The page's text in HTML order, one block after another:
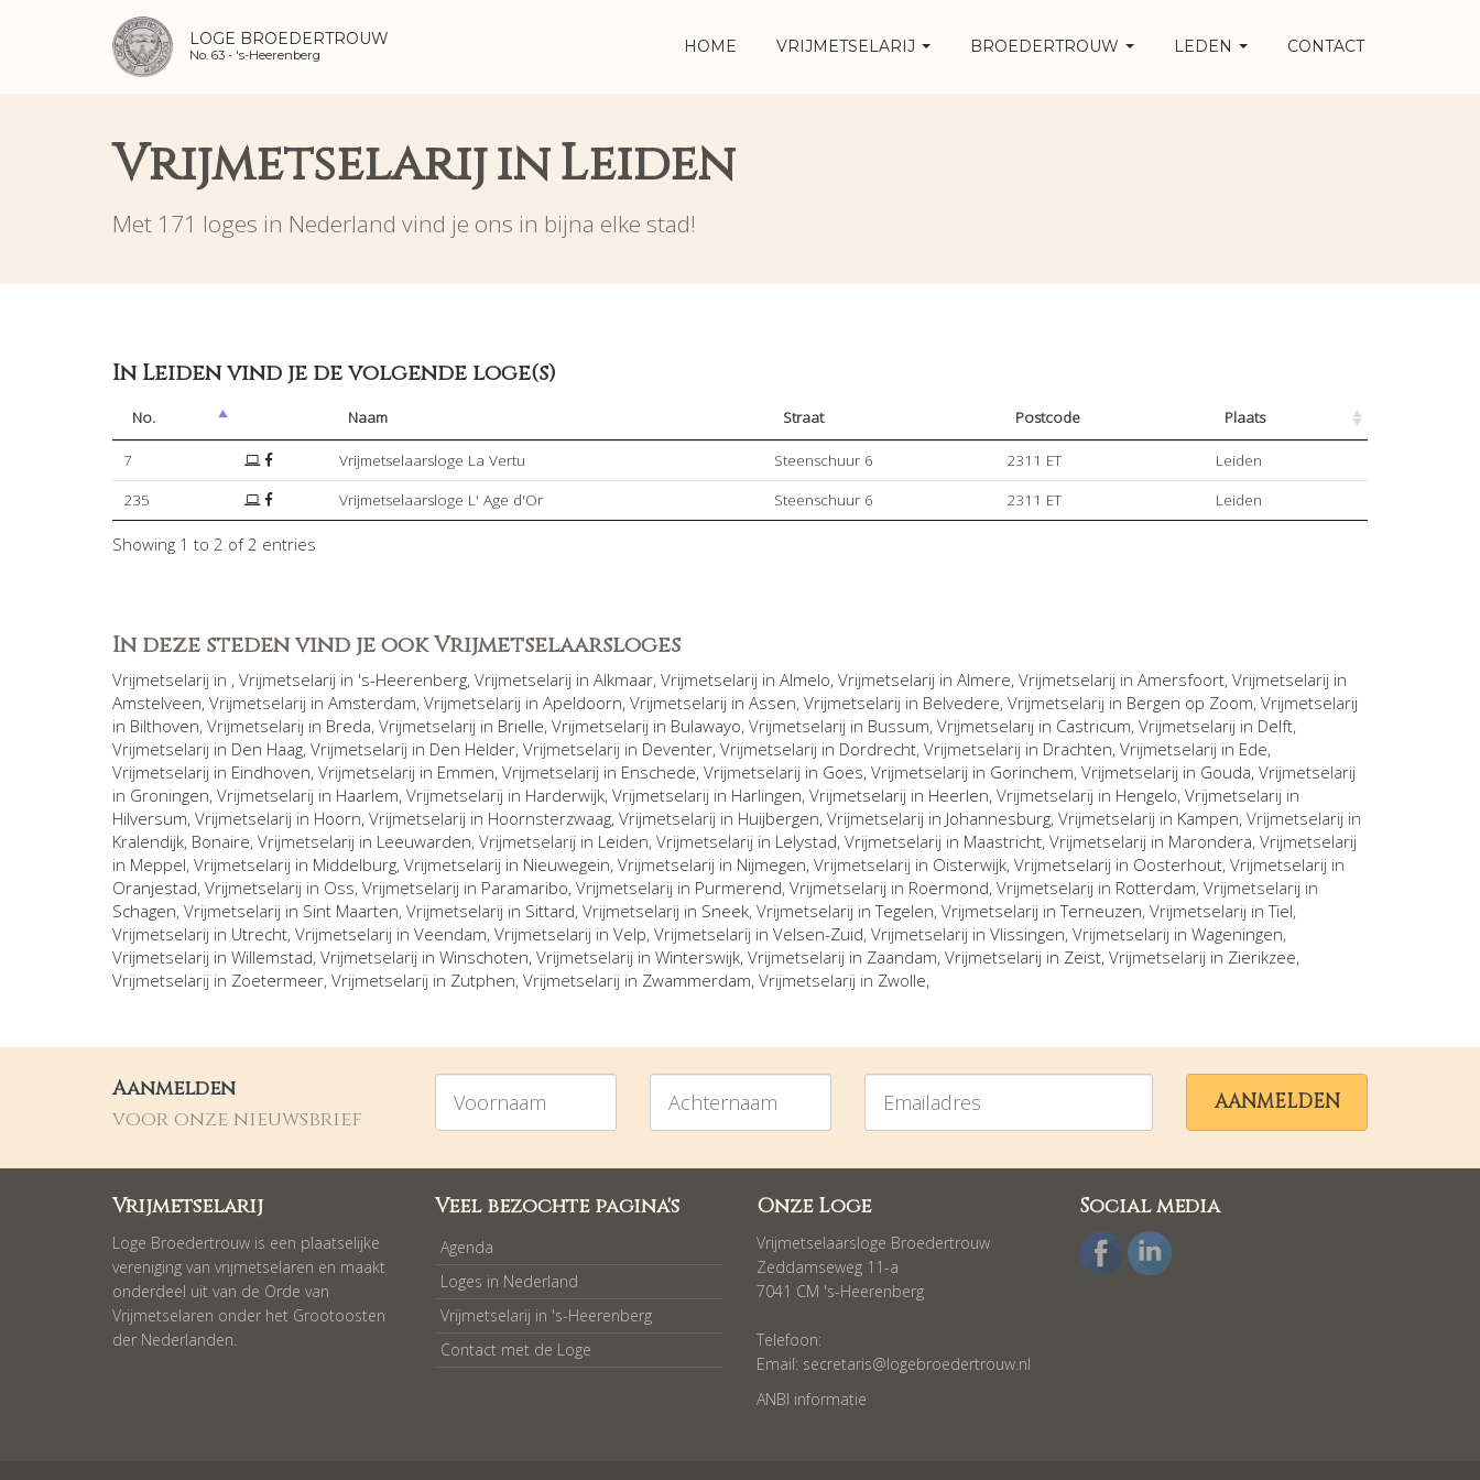
LOGE BROEDERTROUW
No. 63 - 's-Heerenberg HOME VRIJMETSELARIJ BROEDERTROUW LEDEN CONTACT
Vrijmetselarij in Leiden
Met 171 loges in Nederland vind je ons in bijna elke stad!
In Leiden vind je de volgende loge(s)
No. Naam Straat Postcode Plaats
7 Vrijmetselaarsloge La Vertu Steenschuur 6 2311 ET
Leiden
235
Vrijmetselaarsloge L' Age d'Or Steenschuur 6 2311 ET Leiden
Showing 1 to 2 of 2 entries
In deze steden vind je ook Vrijmetselaarsloges
Vrijmetselarij in , Vrijmetselarij in 's-Heerenberg, Vrijmetselarij in Alkmaar, Vrijmetselarij in Almelo, Vrijmetselarij in Almere, Vrijmetselarij in Amersfoort, Vrijmetselarij in
Amstelveen, Vrijmetselarij in Amsterdam, Vrijmetselarij in Apeldoorn, Vrijmetselarij in Assen, Vrijmetselarij in Belvedere, Vrijmetselarij in Bergen op Zoom, Vrijmetselarij
in Bilthoven, Vrijmetselarij in Breda, Vrijmetselarij in Brielle, Vrijmetselarij in Bulawayo, Vrijmetselarij in Bussum, Vrijmetselarij in Castricum, Vrijmetselarij in Delft,
Vrijmetselarij in Den Haag, Vrijmetselarij in Den Helder, Vrijmetselarij in Deventer, Vrijmetselarij in Dordrecht, Vrijmetselarij in Drachten, Vrijmetselarij in Ede,
Vrijmetselarij in Eindhoven, Vrijmetselarij in Emmen, Vrijmetselarij in Enschede, Vrijmetselarij in Goes, Vrijmetselarij in Gorinchem, Vrijmetselarij in Gouda, Vrijmetselarij
in Groningen, Vrijmetselarij in Haarlem, Vrijmetselarij in Harderwijk, Vrijmetselarij in Harlingen, Vrijmetselarij in Heerlen, Vrijmetselarij in Hengelo, Vrijmetselarij in
Hilversum, Vrijmetselarij in Hoorn, Vrijmetselarij in Hoornsterzwaag, Vrijmetselarij in Huijbergen, Vrijmetselarij in Johannesburg, Vrijmetselarij in Kampen, Vrijmetselarij in
Kralendijk, Bonaire, Vrijmetselarij in Leeuwarden, Vrijmetselarij in Leiden, Vrijmetselarij in Lelystad, Vrijmetselarij in Maastricht, Vrijmetselarij in Marondera, Vrijmetselarij
in Meppel, Vrijmetselarij in Middelburg, Vrijmetselarij in Nieuwegein, Vrijmetselarij in Nijmegen, Vrijmetselarij in Oisterwijk, Vrijmetselarij in Oosterhout, Vrijmetselarij in
Oranjestad, Vrijmetselarij in Oss, Vrijmetselarij in Paramaribo, Vrijmetselarij in Purmerend, Vrijmetselarij in Roermond, Vrijmetselarij in Rotterdam, Vrijmetselarij in
Schagen, Vrijmetselarij in Sint Maarten, Vrijmetselarij in Sittard, Vrijmetselarij in Sneek, Vrijmetselarij inTegelen, Vrijmetselarij inTerneuzen, Vrijmetselarij inTiel,
Vrijmetselarij in Utrecht, Vrijmetselarij in Veendam, Vrijmetselarij in Velp, Vrijmetselarij in Velsen-Zuid, Vrijmetselarij in Vlissingen, Vrijmetselarij in Wageningen,
Vrijmetselarij in Willemstad, Vrijmetselarij in Winschoten, Vrijmetselarij in Winterswijk, Vrijmetselarij in Zaandam, Vrijmetselarij in Zeist, Vrijmetselarij in Zierikzee,
Vrijmetselarij in Zoetermeer, Vrijmetselarij in Zutphen, Vrijmetselarij in Zwammerdam, Vrijmetselarij in Zwolle,
Aanmelden
voor onze nieuwsbrief
AANMELDEN
Vrijmetselarij
Loge Broedertrouw is een plaatselijke
vereniging van vrijmetselaren en maakt
onderdeel uit van de Orde van
Vrijmetselaren onder het Grootoosten
der Nederlanden.
Veel bezochte pagina's
Agenda
Loges in Nederland
Vrijmetselarij in 's-Heerenberg
Contact met de Loge
Onze Loge
Vrijmetselaarsloge Broedertrouw
Zeddamseweg 11-a
7041 CM 's-Heerenberg
Telefoon:
Email: secretaris@logebroedertrouw.nl
ANBI informatie
Social media